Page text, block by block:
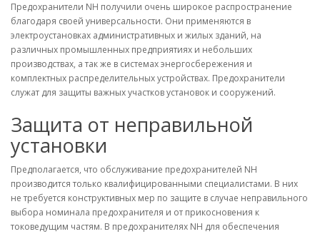
Предохранители NH получили очень широкое распространение
благодаря своей универсальности. Они применяются в
электроустановках административных и жилых зданий, на
различных промышленных предприятиях и небольших
производствах, а так же в системах энергосбережения и
комплектных распределительных устройствах. Предохранители
служат для защиты важных участков установок и сооружений.
Защита от неправильной
установки
Предполагается, что обслуживание предохранителей NH
производится только квалифицированными специалистами. В них
не требуется конструктивных мер по защите в случае неправильного
выбора номинала предохранителя и от прикосновения к
токоведущим частям. В предохранителях NH для обеспечения